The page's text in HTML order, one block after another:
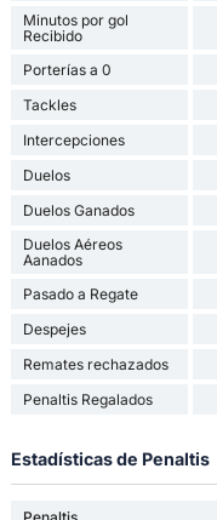
Minutos por gol
Recibido
Porterías a 0
Tackles
Intercepciones
Duelos
Duelos Ganados
Duelos Aéreos
Aanados
Pasado a Regate
Despejes
Remates rechazados
Penaltis Regalados
Estadísticas de Penaltis